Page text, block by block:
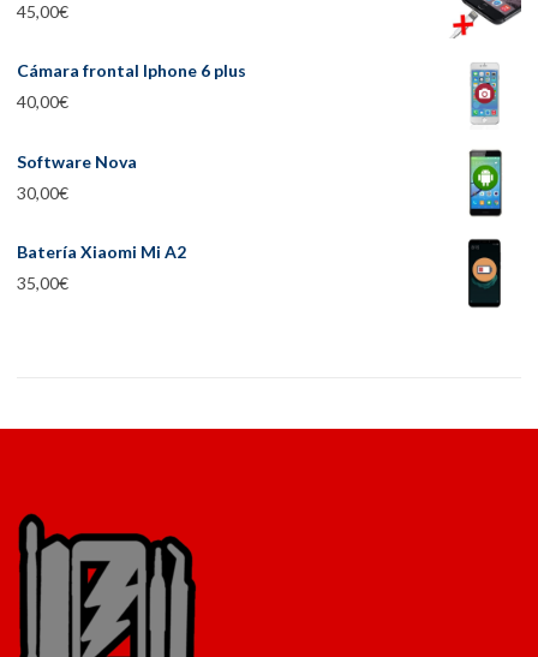
45,00€
Cámara frontal Iphone 6 plus
40,00€
Software Nova
30,00€
Batería Xiaomi Mi A2
35,00€